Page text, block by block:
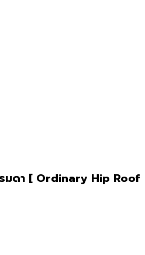
มดา [ Ordinary Hip Roof